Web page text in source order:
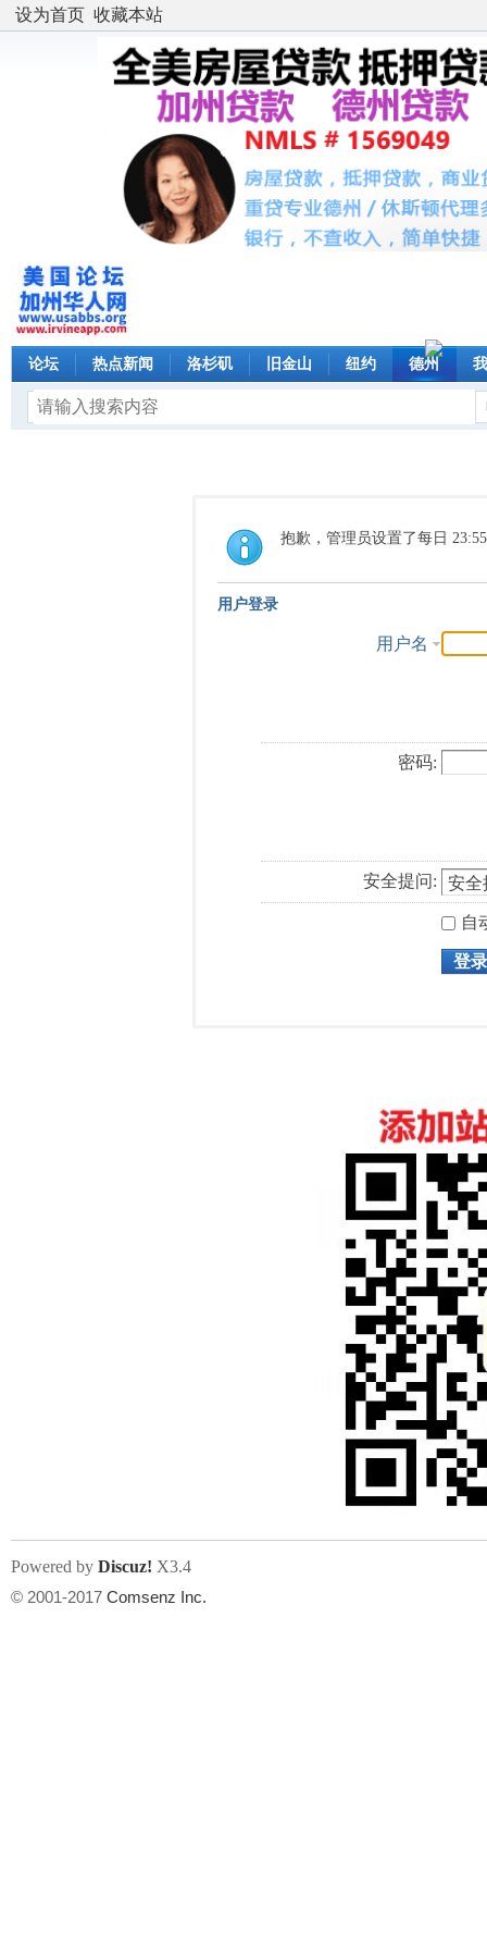
设为首页 收藏本站
论坛 热点新闻 洛杉矶 旧金山 纽约 德州
抱歉，管理员设置了每日
用户登录
用户名
密码:
安全提问:
自
登录
Powered by Discuz! X3.4
© 2001-2017 Comsenz Inc.